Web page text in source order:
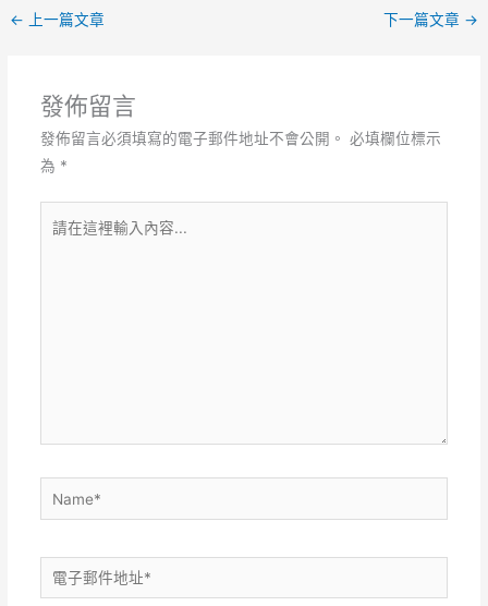
← 上一篇文章 下一篇文章 →
發佈留言
發佈留言必須填寫的電子郵件地址不會公開。 必填欄位標示
為 *
在
Name*
電
子